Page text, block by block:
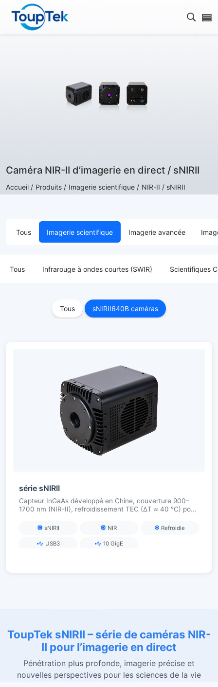
Ouvrir
Caméra NIR-II d’imagerie en direct / sNIRII
Accueil / Produits / Imagerie scientifique / NIR-II / sNIRII
Tous Imagerie scientifique Imagerie avancée
Tous Infrarouge à ondes courtes (SWIR) Scientifiques
Tous sNIRII640B caméras
série sNIRII
Capteur InGaAs développé en Chine, couverture 900–
1700 nm (NIR-II), refroidissement TEC (ΔT ≈ 40 °C) pour
l'imagerie en direct, la fluorescence et l'analyse des
sNIRII NIR Refroidie
USB3 10 GigE
ToupTek sNIRII – série de caméras NIR-
II pour l’imagerie en direct
Pénétration plus profonde, imagerie précise et
nouvelles perspectives pour les sciences de la vie